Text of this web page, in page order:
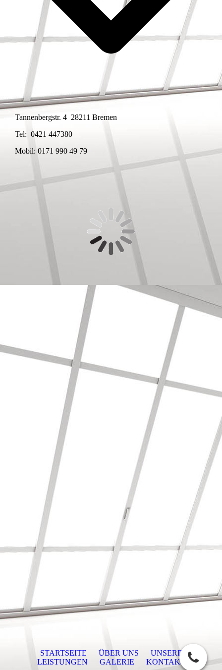
Tannenbergstr. 4 28211 Bremen
Tel: 0421 447380
Mobil: 0171 990 49 79
STARTSEITE ÜBER UNS
UNSERE
LEISTUNGEN
GALERIE KONTAKT